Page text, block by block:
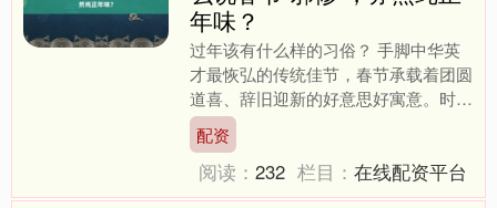
年味？
过年该有什么样的习俗？ 手脚中华英
才最恢弘的传统佳节，春节承载着团圆
道喜、辞旧迎新的好意思好寓意。时间
发展于今，年青一代正在用新潮的方式
再行界说年俗，让春节有了....
配资
阅读：232 栏目：在线配资平台